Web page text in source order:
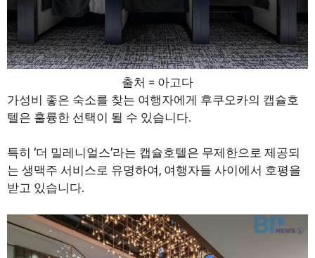
출처 = 아고다
가성비 좋은 숙소를 찾는 여행자에게 후쿠오카의 캡슐호
텔은 훌륭한 선택이 될 수 있습니다.
특히 ‘더 밀레니얼스’라는 캡슐호텔은 무제한으로 제공되
는 생맥주 서비스로 유명하여, 여행자들 사이에서 호평을
받고 있습니다.